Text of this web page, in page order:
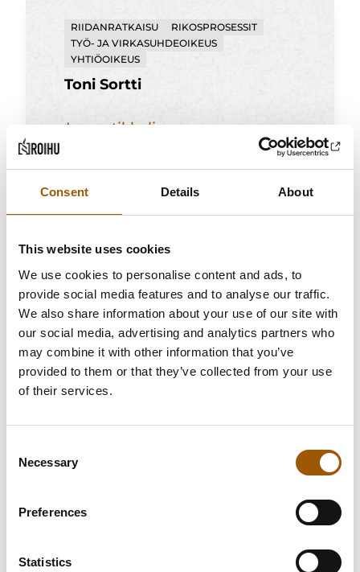
Consent Details About
This website uses cookies
We use cookies to personalise content and ads, to
provide social media features and to analyse our traffic.
We also share information about your use of our site with
our social media, advertising and analytics partners who
may combine it with other information that you’ve
provided to them or that they’ve collected from your use
of their services.
Selection
Necessary
Preferences
Statistics
RIIDANRATKAISU
RIKOSPROSESSIT
TYÖ- JA VIRKASUHDEOIKEUS
YHTIÖOIKEUS
Toni Sortti
Lue artikkeli
Toni
RAKENTAMINEN JA KIINTEISTÖOIKEUS
RIIDANRATKAISU
RIKOSPROSESSIT
TIETOSUOJA, IPR- JA ICT-JURIDIIKKA
Pauli Sortti
Lue artikkeli
Pauli